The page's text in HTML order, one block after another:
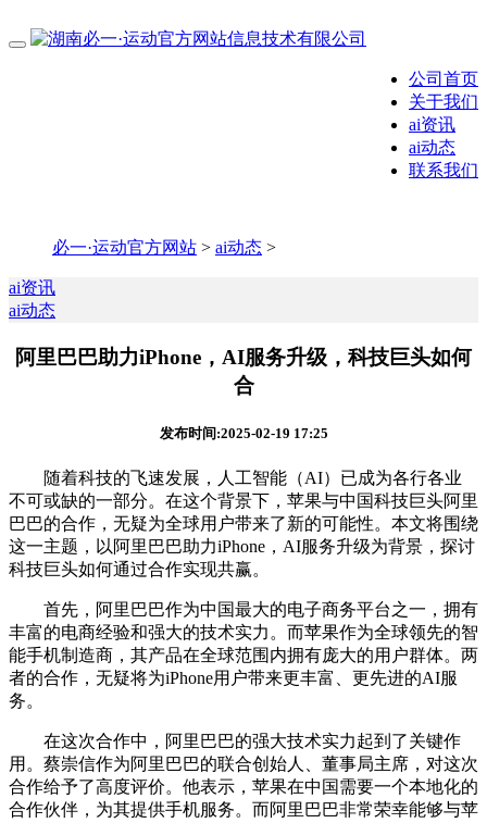
公司首页
关于我们
ai资讯
ai动态
联系我们
必一·运动官方网站 > ai动态 >
ai资讯
ai动态
阿里巴巴助力iPhone，AI服务升级，科技巨头如何
合
发布时间:2025-02-19 17:25
随着科技的飞速发展，人工智能（AI）已成为各行各业
不可或缺的一部分。在这个背景下，苹果与中国科技巨头阿里
巴巴的合作，无疑为全球用户带来了新的可能性。本文将围绕
这一主题，以阿里巴巴助力iPhone，AI服务升级为背景，探讨
科技巨头如何通过合作实现共赢。
首先，阿里巴巴作为中国最大的电子商务平台之一，拥有
丰富的电商经验和强大的技术实力。而苹果作为全球领先的智
能手机制造商，其产品在全球范围内拥有庞大的用户群体。两
者的合作，无疑将为iPhone用户带来更丰富、更先进的AI服
务。
在这次合作中，阿里巴巴的强大技术实力起到了关键作
用。蔡崇信作为阿里巴巴的联合创始人、董事局主席，对这次
合作给予了高度评价。他表示，苹果在中国需要一个本地化的
合作伙伴，为其提供手机服务。而阿里巴巴非常荣幸能够与苹